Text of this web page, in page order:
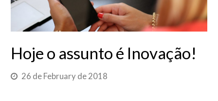
Hoje o assunto é Inovação!
26 de February de 2018